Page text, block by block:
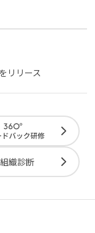
リリース
組織診断